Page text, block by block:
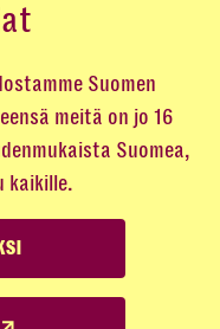
Suomen
meitä on jo 16
Suomea,
kaikille.